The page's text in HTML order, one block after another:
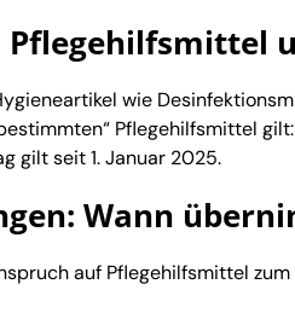
Pflegehilfsmittel
wie
Pflegehilfsmittel
gilt seit 1. Januar 2025.
Wann
auf Pflegehilfsmittel